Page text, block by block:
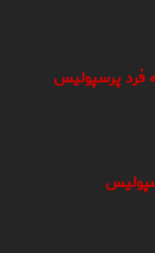
فرد پرسپولیس